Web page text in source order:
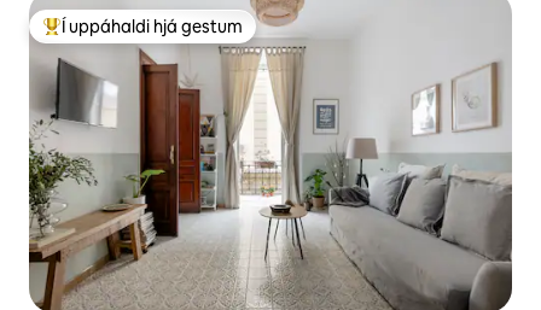
Í mestu uppáhaldi hjá gestum
Í uppáhaldi hjá gestum